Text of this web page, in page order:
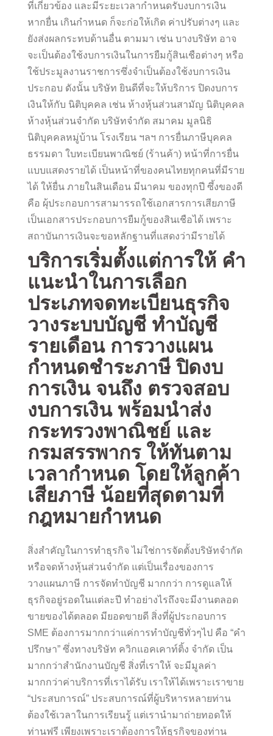
ที่เกี่ยวข้อง และมีระยะเวลากำหนดรับงบการเงิน
หากยื่น เกินกำหนด ก็จะก่อให้เกิด ค่าปรับต่างๆ และ
ยังส่งผลกระทบด้านอื่น ตามมา เช่น บางบริษัท อาจ
จะเป็นต้องใช้งบการเงินในการยืมกู้สินเชือต่างๆ หรือ
ใช้ประมูลงานราชการซึ่งจำเป็นต้องใช้งบการเงิน
ประกอบ ดังนั้น บริษัท ยินดีที่จะให้บริการ ปิดงบการ
เงินให้กับ นิติบุคคล เช่น ห้างหุ้นส่วนสามัญ นิติบุคคล
ห้างหุ้นส่วนจำกัด บริษัทจำกัด สมาคม มูลนิธิ
นิติบุคคลหมู่บ้าน โรงเรียน ฯลฯ การยื่นภาษีบุคคล
ธรรมดา ใบทะเบียนพาณิชย์ (ร้านค้า) หน้าที่การยื่น
แบบแสดงรายได้ เป็นหน้าที่ของคนไทยทุกคนที่มีราย
ได้ ให้ยื่น ภายในสินเดือน มีนาคม ของทุกปี ซึ้งของดี
คือ ผุ้ประกอบการสามารรถใช้เอกสารการเสียภาษี
เป็นเอกสารประกอบการยืมกู้ของสินเชือได้ เพราะ
สถาบันการเงินจะขอหลักฐานที่แสดงว่ามีรายได้
บริการเริ่มตั้งแต่การให้ คำ
แนะนำในการเลือก
ประเภทจดทะเบียนธุรกิจ
วางระบบบัญชี ทำบัญชี
รายเดือน การวางแผน
กำหนดชำระภาษี ปิดงบ
การเงิน จนถึง ตรวจสอบ
งบการเงิน พร้อมนำส่ง
กระทรวงพาณิชย์ และ
กรมสรรพากร ให้ทันตาม
เวลากำหนด โดยให้ลูกค้า
เสียภาษี น้อยที่สุดตามที่
กฎหมายกำหนด
สิ่งสำคัญในการทำธุรกิจ ไม่ใช่การจัดตั้งบริษัทจำกัด
หรือจดห้างหุ้นส่วนจำกัด แต่เป็นเรื่องของการ
วางแผนภาษี การจัดทำบัญชี มากกว่า การดูแลให้
ธุรกิจอยู่รอดในแต่ละปี ทำอย่างไรถึงจะมีงานตลอด
ขายของได้ตลอด มียอดขายดี สิ่งที่ผู้ประกอบการ
SME ต้องการมากกว่าแค่การทำบัญชีทั่วๆไป คือ “คำ
ปรึกษา” ซึ่งทางบริษัท ควิกแอคเคาท์ติ้ง จำกัด เป็น
มากกว่าสำนักงานบัญชี สิ่งที่เราให้ จะมีมูลค่า
มากกว่าค่าบริการที่เราได้รับ เราให้ได้เพราะเราขาย
“ประสบการณ์” ประสบการณ์ที่ผู้บริหารหลายท่าน
ต้องใช้เวลาในการเรียนรู้ แต่เรานำมาถ่ายทอดให้
ท่านฟรี เพียงเพราะเราต้องการให้ธุรกิจของท่าน